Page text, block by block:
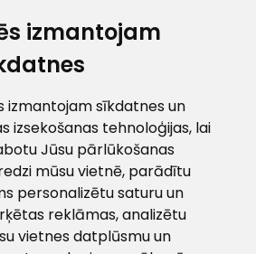
izmantojam
izmantojam sīkdatnes un
izsekošanas tehnoloģijas, lai
Jūsu pārlūkošanas
mūsu vietnē, parādītu
personalizētu saturu un
reklāmas, analizētu
vietnes datplūsmu un
Saldus nov., LV - 3801
8:00 - 17:00
pastā
Klientu
atbalsts
Darbdienās: